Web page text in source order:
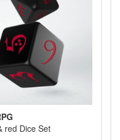
red Dice Set